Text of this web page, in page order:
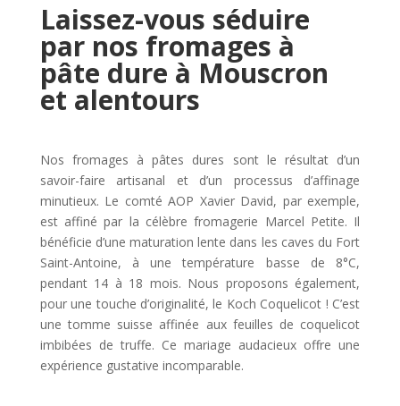
Laissez-vous séduire
par nos fromages à
pâte dure à Mouscron
et alentours
Nos fromages à pâtes dures sont le résultat d’un
savoir-faire artisanal et d’un processus d’affinage
minutieux. Le comté AOP Xavier David, par exemple,
est affiné par la célèbre fromagerie Marcel Petite. Il
bénéficie d’une maturation lente dans les caves du Fort
Saint-Antoine, à une température basse de 8°C,
pendant 14 à 18 mois. Nous proposons également,
pour une touche d’originalité, le Koch Coquelicot ! C’est
une tomme suisse affinée aux feuilles de coquelicot
imbibées de truffe. Ce mariage audacieux offre une
expérience gustative incomparable.